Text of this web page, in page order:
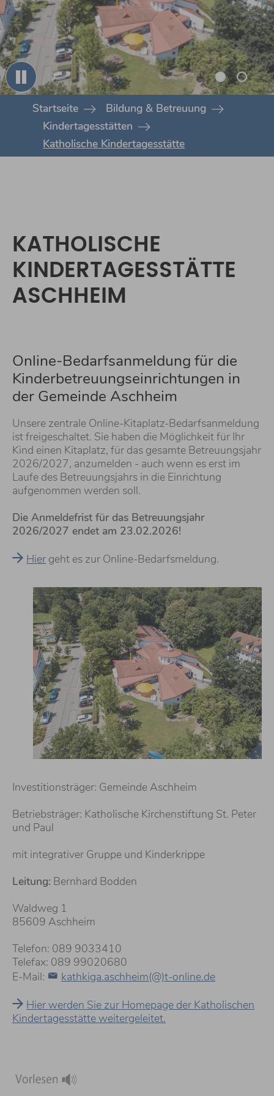
You are here:Startseite
Bildung & Betreuung
Kindertagesstätten
Katholische Kindertagesstätte
KATHOLISCHE
KINDERTAGESSTÄTTE
ASCHHEIM
Online-Bedarfsanmeldung für die
Kinderbetreuungseinrichtungen in
der Gemeinde Aschheim
Unsere zentrale Online-Kitaplatz-Bedarfsanmeldung
ist freigeschaltet. Sie haben die Möglichkeit für Ihr
Kind einen Kitaplatz, für das gesamte Betreuungsjahr
2026/2027, anzumelden - auch wenn es erst im
Laufe des Betreuungsjahrs in die Einrichtung
aufgenommen werden soll.
Die Anmeldefrist für das Betreuungsjahr
2026/2027 endet am 23.02.2026!
Hier geht es zur Online-Bedarfsmeldung.
Investitionsträger: Gemeinde Aschheim
Betriebsträger: Katholische Kirchenstiftung St. Peter
und Paul
mit integrativer Gruppe und Kinderkrippe
Leitung: Bernhard Bodden
Waldweg 1
85609 Aschheim
Telefon: 089 9033410
Telefax: 089 99020680
E-Mail:
kathkiga.aschheim(@)t-online.de
Hier werden Sie zur Homepage der Katholischen
Kindertagesstätte weitergeleitet.